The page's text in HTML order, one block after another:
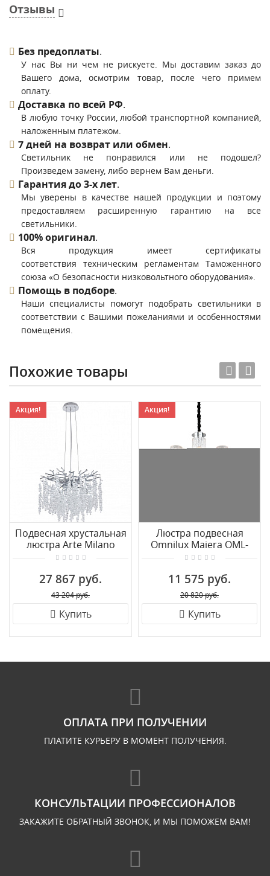
Отзывы
Без предоплаты.
У нас Вы ни чем не рискуете. Мы доставим заказ до
Вашего дома, осмотрим товар, после чего примем
оплату.
Доставка по всей РФ.
В любую точку России, любой транспортной компанией,
наложенным платежом.
7 дней на возврат или обмен.
Светильник не понравился или не подошел?
Произведем замену, либо вернем Вам деньги.
Гарантия до 3-х лет.
Мы уверены в качестве нашей продукции и поэтому
предоставляем расширенную гарантию на все
светильники.
100% оригинал.
Вся продукция имеет сертификаты
соответствия техническим регламентам Таможенного
союза «О безопасности низковольтного оборудования».
Помощь в подборе.
Наши специалисты помогут подобрать светильники в
соответствии с Вашими пожеланиями и особенностями
помещения.
Похожие товары
Акция!
Подвесная хрустальная
люстра Arte Milano
23110.460.6.E14.D CR
27 867 руб.
43 204 руб.
Купить
Акция!
Люстра подвесная
Omnilux Maiera OML-
84703-12
11 575 руб.
20 820 руб.
Купить
ОПЛАТА ПРИ ПОЛУЧЕНИИ
ПЛАТИТЕ КУРЬЕРУ В МОМЕНТ ПОЛУЧЕНИЯ.
КОНСУЛЬТАЦИИ ПРОФЕССИОНАЛОВ
ЗАКАЖИТЕ ОБРАТНЫЙ ЗВОНОК, И МЫ ПОМОЖЕМ ВАМ!